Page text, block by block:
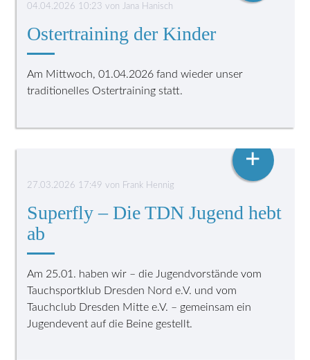
04.04.2026 10:23 vonJana Hanisch
Ostertraining der Kinder
Am Mittwoch, 01.04.2026 fand wieder unser
traditionelles Ostertraining statt.
27.03.2026 17:49 von Frank Hennig
Superfly – Die TDN Jugend hebt
ab
Am 25.01. haben wir – die Jugendvorstände vom
Tauchsportklub Dresden Nord e.V. und vom
Tauchclub Dresden Mitte e.V. – gemeinsam ein
Jugendevent auf die Beine gestellt.
+